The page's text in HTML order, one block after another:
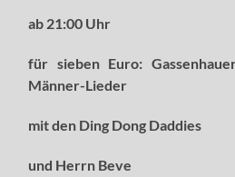
ab 21:00 Uhr
für sieben Euro:
Männer-Lieder
mit den Ding Dong Daddies
und Herrn Beve